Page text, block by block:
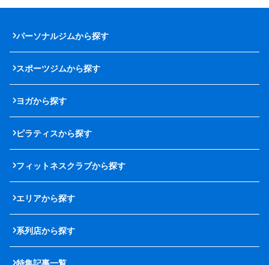
パーソナルジムから探す
スポーツジムから探す
ヨガから探す
ピラティスから探す
フィットネスクラブから探す
エリアから探す
系列店から探す
特集記事一覧